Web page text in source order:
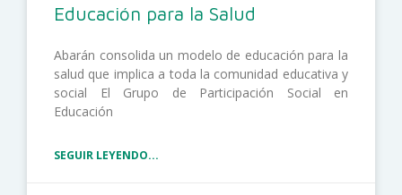
Educación para la Salud
Abarán consolida un modelo de educación para la
salud que implica a toda la comunidad educativa y
social El Grupo de Participación Social en
Educación
SEGUIR LEYENDO...